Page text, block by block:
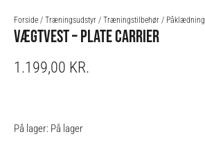
Forside / Træningsudstyr / Træningstilbehør / Påklædning
VÆGTVEST – PLATE CARRIER
1.199,00 KR.
På lager: På lager
Vægtvest